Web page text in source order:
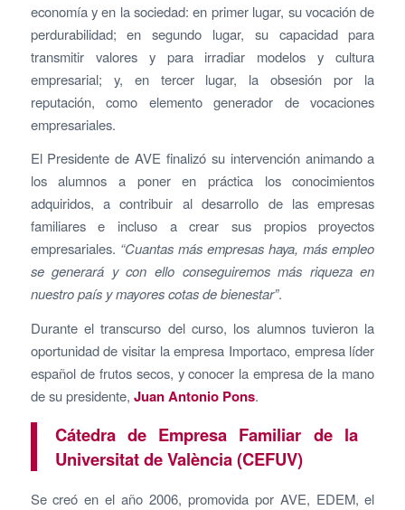
economía y en la sociedad: en primer lugar, su vocación de
perdurabilidad; en segundo lugar, su capacidad para
transmitir valores y para irradiar modelos y cultura
empresarial; y, en tercer lugar, la obsesión por la
reputación, como elemento generador de vocaciones
empresariales.
El Presidente de AVE finalizó su intervención animando a
los alumnos a poner en práctica los conocimientos
adquiridos, a contribuir al desarrollo de las empresas
familiares e incluso a crear sus propios proyectos
empresariales. “Cuantas más empresas haya, más empleo
se generará y con ello conseguiremos más riqueza en
nuestro país y mayores cotas de bienestar”.
Durante el transcurso del curso, los alumnos tuvieron la
oportunidad de visitar la empresa Importaco, empresa líder
español de frutos secos, y conocer la empresa de la mano
de su presidente, Juan Antonio Pons.
Cátedra de Empresa Familiar de la
Universitat de València (CEFUV)
Se creó en el año 2006, promovida por AVE, EDEM, el